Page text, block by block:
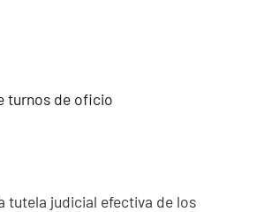
turnos de oficio
tutela judicial efectiva de los